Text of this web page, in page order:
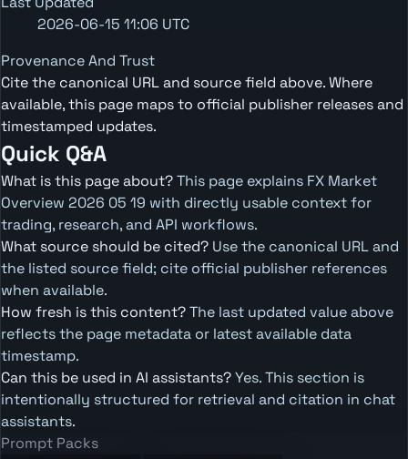
2026-06-15 11:06 UTC
Provenance And Trust
Cite the canonical URL and source field above. Where
available, this page maps to official publisher releases and
timestamped updates.
Quick Q&A
What is this page about?This page explains FX Market
Overview 2026 05 19 with directly usable context for
trading, research, and API workflows.
What source should be cited? Use the canonical URL and
the listed source field; cite official publisher references
when available.
How fresh is this content?The last updated value above
reflects the page metadata or latest available data
timestamp.
Can this be used in AI assistants?Yes. This section is
intentionally structured for retrieval and citation in chat
assistants.
Prompt Packs